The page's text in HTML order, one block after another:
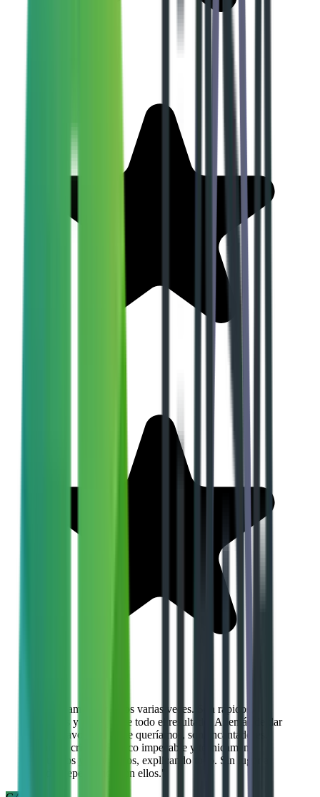
Trabajamos con ellos varias veces. Son rápidos,
eficaces y lo mejor de todo el resultado. Además de dar
en el clavo con lo que queríamos, son encantadores.
Con un criterio estético impecable y técnicamente
rigurosos y muy claros, explicando todo. Sin lugar a
dudas repetiremos con ellos."